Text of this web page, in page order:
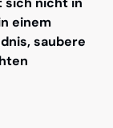
einem
saubere